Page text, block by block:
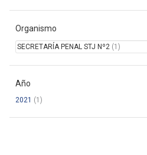
Organismo
SECRETARÍA PENAL STJ Nº2 (1)
Año
2021 (1)